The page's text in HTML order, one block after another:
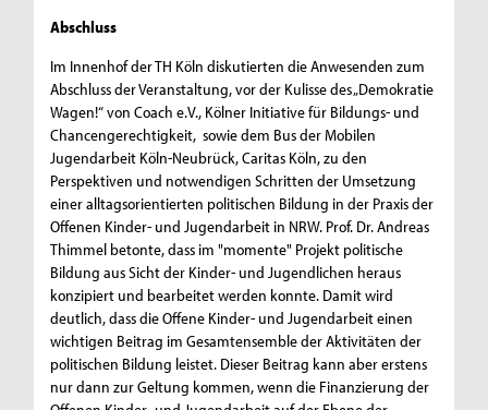
Abschluss
Im Innenhof der TH Köln diskutierten die Anwesenden zum
Abschluss der Veranstaltung, vor der Kulisse des „Demokratie
Wagen!“ von Coach e.V., Kölner Initiative für Bildungs- und
Chancengerechtigkeit, sowie dem Bus der Mobilen
Jugendarbeit Köln-Neubrück, Caritas Köln, zu den
Perspektiven und notwendigen Schritten der Umsetzung
einer alltagsorientierten politischen Bildung in der Praxis der
Offenen Kinder- und Jugendarbeit in NRW. Prof. Dr. Andreas
Thimmel betonte, dass im "momente" Projekt politische
Bildung aus Sicht der Kinder- und Jugendlichen heraus
konzipiert und bearbeitet werden konnte. Damit wird
deutlich, dass die Offene Kinder- und Jugendarbeit einen
wichtigen Beitrag im Gesamtensemble der Aktivitäten der
politischen Bildung leistet. Dieser Beitrag kann aber erstens
nur dann zur Geltung kommen, wenn die Finanzierung der